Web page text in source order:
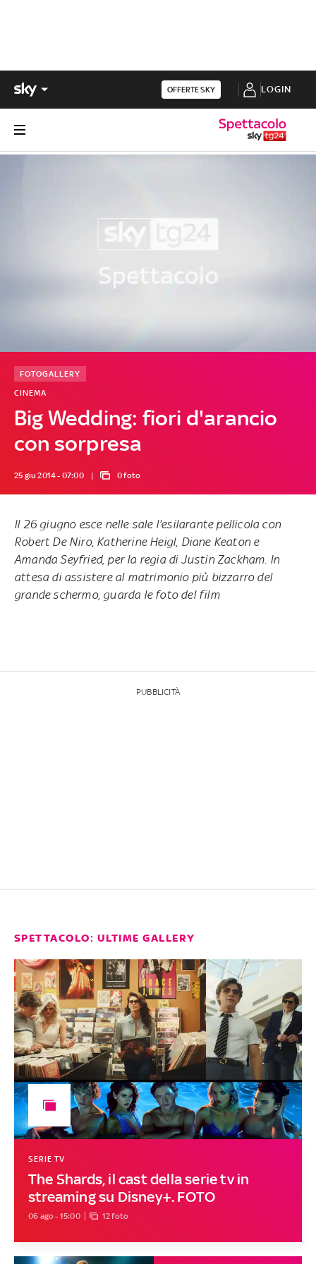
OFFERTE SKY LOGIN
Big Wedding: fiori d'arancio
con sorpresa
CINEMA
FOTOGALLERY
25 giu 2014 - 07:00 0 foto
Il 26 giugno esce nelle sale l'esilarante pellicolacon
Robert De Niro, Katherine Heigl, Diane Keaton e
Amanda Seyfried, per la regia di Justin Zackham. In
attesa di assistere al matrimonio più bizzarro del
grande schermo, guarda le foto del film
PUBBLICITÀ
SPETTACOLO: ULTIME GALLERY
The Shards, il cast della serie tv in
streaming su Disney+. FOTO
SERIE TV
06 ago - 15:00 12 foto